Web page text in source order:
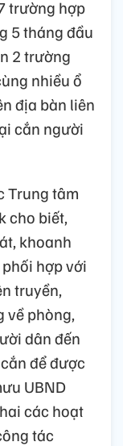
trường hợp
5 tháng đầu
2 trường
nhiều ổ
địa bàn liên
cắn người
Trung tâm
cho biết,
khoanh
hợp với
truyền,
về phòng,
dân đến
để được
UBND
các hoạt
tác